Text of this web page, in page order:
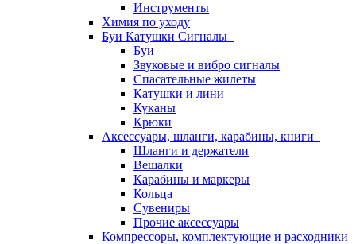
Инструменты
Химия по уходу
Буи Катушки Сигналы
Буи
Звуковые и вибро сигналы
Спасательные жилеты
Катушки и лини
Куканы
Крюки
Аксессуары, шланги, карабины, книги
Шланги и держатели
Вешалки
Карабины и маркеры
Кольца
Сувениры
Прочие аксессуары
Компрессоры, комплектующие и расходники